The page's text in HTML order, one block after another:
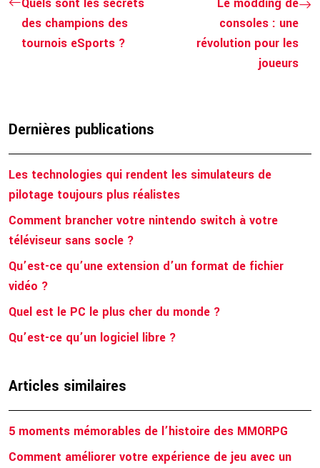
des champions des
tournois eSports ?
consoles : une
révolution pour les
joueurs
Dernières publications
Les technologies qui rendent les simulateurs de
pilotage toujours plus réalistes
Comment brancher votre nintendo switch à votre
téléviseur sans socle ?
Qu’est-ce qu’une extension d’un format de fichier
vidéo ?
Quel est le PC le plus cher du monde ?
Qu’est-ce qu’un logiciel libre ?
Articles similaires
5 moments mémorables de l’histoire des MMORPG
Comment améliorer votre expérience de jeu avec un